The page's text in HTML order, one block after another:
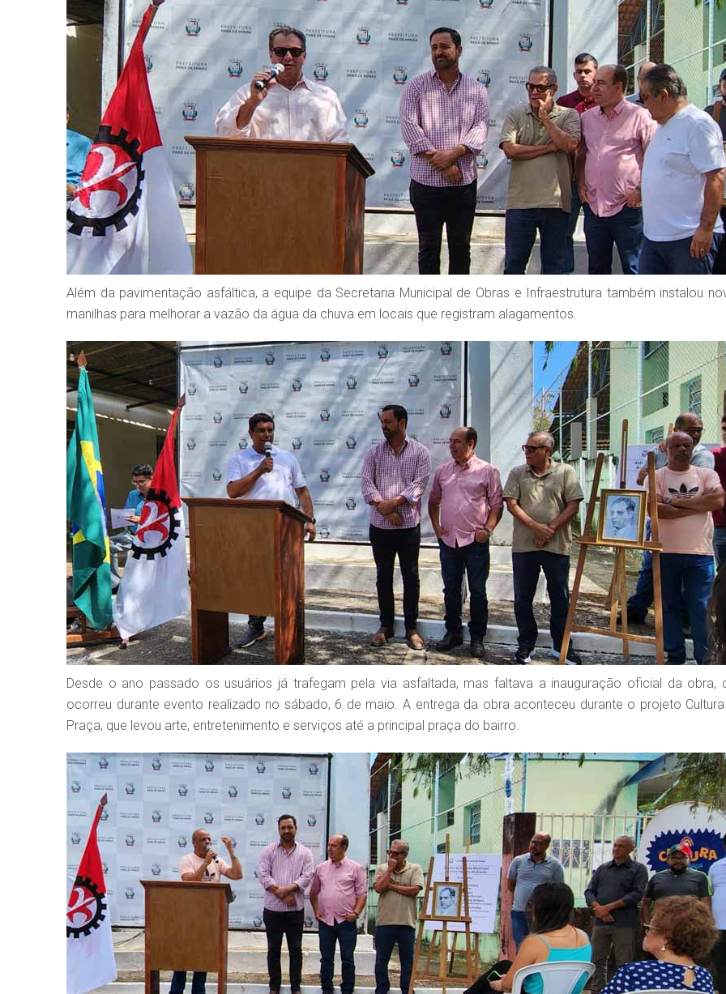
Além da pavimentação asfáltica, a equipe da Secretaria Municipal de Obras e Infraestrutura também instalou
manilhas para melhorar a vazão da água da chuva em locais que registram alagamentos.
Desde o ano passado os usuários já trafegam pela via asfaltada, mas faltava a inauguração oficial da obra,
ocorreu durante evento realizado no sábado, 6 de maio. A entrega da obra aconteceu durante o projeto
Praça, que levou arte, entretenimento e serviços até a principal praça do bairro.